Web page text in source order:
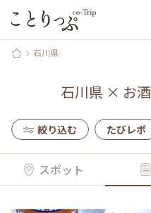
石川県
石川県 × お酒
絞り込む たびレポ
スポット